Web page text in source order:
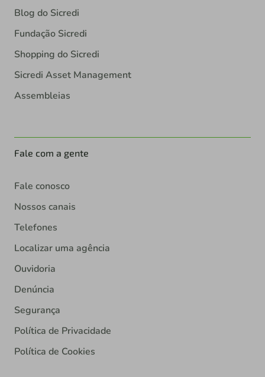
Blog do Sicredi
Fundação Sicredi
Shopping do Sicredi
Sicredi Asset Management
Assembleias
Fale com a gente
Fale conosco
Nossos canais
Telefones
Localizar uma agência
Ouvidoria
Denúncia
Segurança
Política de Privacidade
Política de Cookies